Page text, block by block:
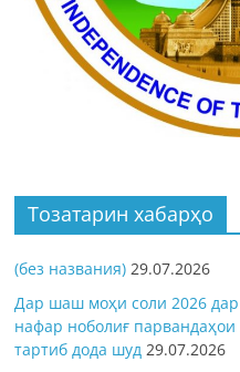
Тозатарин хабарҳо
(без названия) 29.07.2026
Дар шаш моҳи соли 2026
нафар ноболиғ
тартиб дода шуд 29.07.2026